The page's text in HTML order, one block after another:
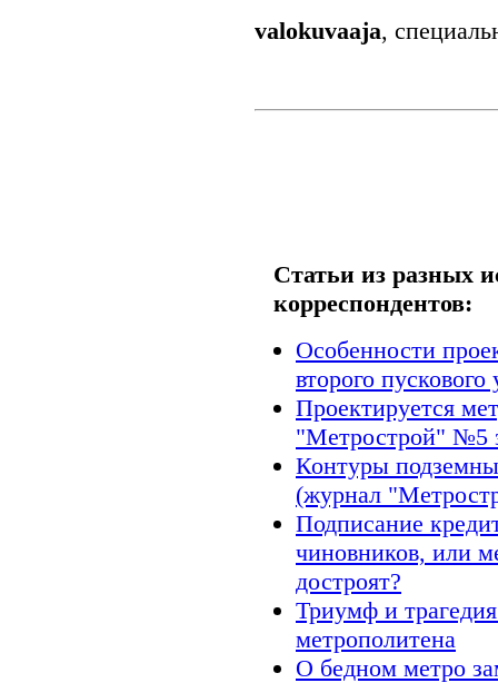
valokuvaaja,
Статьи из разных
корреспондентов:
Особенности
второго пускового
Проектируется
"Метрострой" №5
Контуры
(журнал
Подписание
чиновников, или
достроят?
Триумф и
метрополитена
О бедном метро